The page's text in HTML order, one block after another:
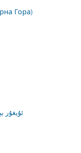
Гора)
ئۇيغۇر